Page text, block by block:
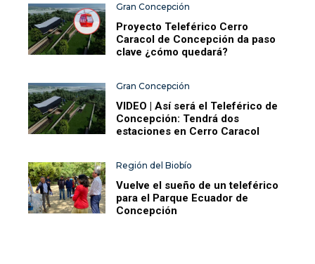
Gran Concepción
Proyecto Teleférico Cerro
Caracol de Concepción da paso
clave ¿cómo quedará?
Gran Concepción
VIDEO | Así será el Teleférico de
Concepción: Tendrá dos
estaciones en Cerro Caracol
Región del Biobío
Vuelve el sueño de un teleférico
para el Parque Ecuador de
Concepción